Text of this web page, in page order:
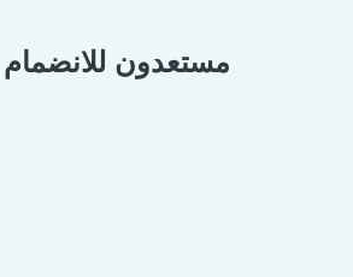
مستعدون للانضمام